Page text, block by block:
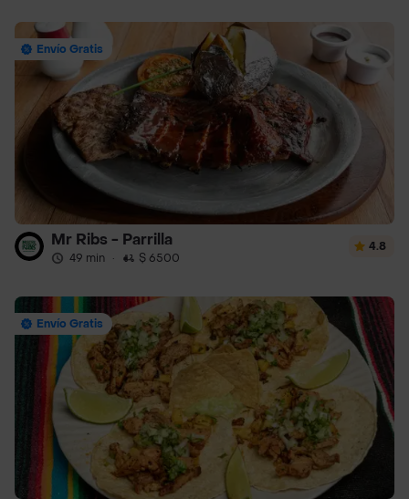
Envío Gratis
Mr Ribs - Parrilla
49 min · $ 6500
4.8
Envío Gratis